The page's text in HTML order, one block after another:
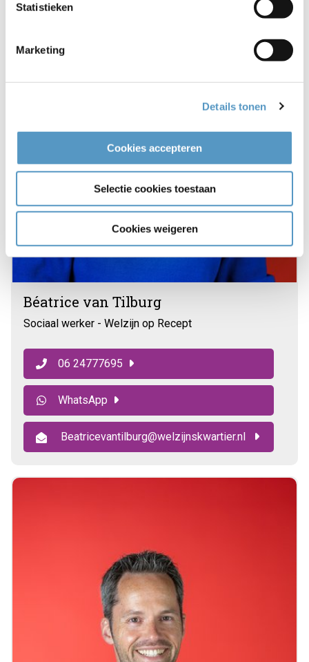
Statistieken
Marketing
Details tonen
Cookies accepteren
Selectie cookies toestaan
Cookies weigeren
Béatrice van Tilburg
Sociaal werker - Welzijn op Recept
06 24777695
WhatsApp
Beatricevantilburg@welzijnskwartier.nl